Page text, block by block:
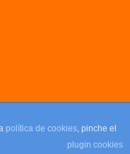
política de cookies, pinche el
plugin cookies